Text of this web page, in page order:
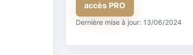
accès PRO
Dernière mise à jour: 13/06/2024